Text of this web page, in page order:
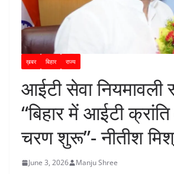
ख़बर बिहार राज्य
आईटी सेवा नियमावली
“बिहार में आईटी
चरण शुरू”- नीतीश
June 3, 2026 Manju Shree